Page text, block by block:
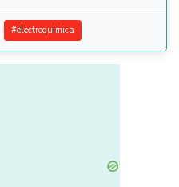
#electroquimica